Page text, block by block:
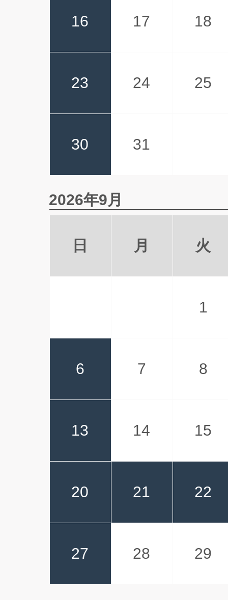
16 17 18
23 24 25
30 31
2026年9月
日 月 火
1
6 7 8
13 14 15
20 21 22
27 28 29